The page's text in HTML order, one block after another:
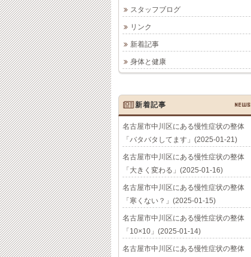
スタッフブログ
リンク
新着記事
身体と健康
新着記事 NEWS
名古屋市中川区にある慢性症状の整体
「バタバタしてます」(2025-01-21)
名古屋市中川区にある慢性症状の整体
「大きく変わる」(2025-01-16)
名古屋市中川区にある慢性症状の整体
「寒くない？」(2025-01-15)
名古屋市中川区にある慢性症状の整体
「10×10」(2025-01-14)
名古屋市中川区にある慢性症状の整体